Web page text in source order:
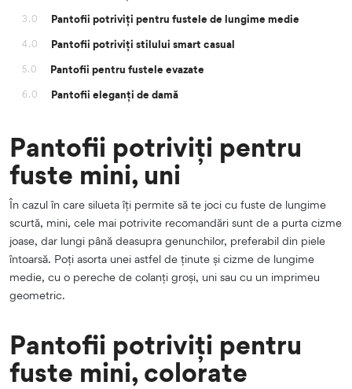
3.0 Pantofii potriviți pentru fustele de lungime medie
4.0 Pantofii potriviți stilului smart casual
5.0 Pantofii pentru fustele evazate
6.0 Pantofii eleganți de damă
Pantofii potriviți pentru
fuste mini, uni
În cazul în care silueta îți permite să te joci cu fuste de lungime
scurtă, mini, cele mai potrivite recomandări sunt de a purta cizme
joase, dar lungi până deasupra genunchilor, preferabil din piele
întoarsă. Poți asorta unei astfel de ținute și cizme de lungime
medie, cu o pereche de colanți groși, uni sau cu un imprimeu
geometric.
Pantofii potriviți pentru
fuste mini, colorate